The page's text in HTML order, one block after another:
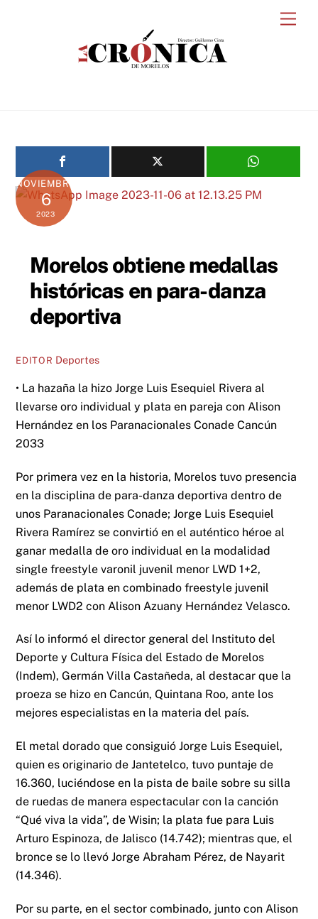
NOVIEMBRE
6
2023
Morelos obtiene medallas
históricas en para-danza
deportiva
EDITOR Deportes
• La hazaña la hizo Jorge Luis Esequiel Rivera al
llevarse oro individual y plata en pareja con Alison
Hernández en los Paranacionales Conade Cancún
2033
Por primera vez en la historia, Morelos tuvo presencia
en la disciplina de para-danza deportiva dentro de
unos Paranacionales Conade; Jorge Luis Esequiel
Rivera Ramírez se convirtió en el auténtico héroe al
ganar medalla de oro individual en la modalidad
single freestyle varonil juvenil menor LWD 1+2,
además de plata en combinado freestyle juvenil
menor LWD2 con Alison Azuany Hernández Velasco.
Así lo informó el director general del Instituto del
Deporte y Cultura Física del Estado de Morelos
(Indem), Germán Villa Castañeda, al destacar que la
proeza se hizo en Cancún, Quintana Roo, ante los
mejores especialistas en la materia del país.
El metal dorado que consiguió Jorge Luis Esequiel,
quien es originario de Jantetelco, tuvo puntaje de
16.360, luciéndose en la pista de baile sobre su silla
de ruedas de manera espectacular con la canción
“Qué viva la vida”, de Wisin; la plata fue para Luis
Arturo Espinoza, de Jalisco (14.742); mientras que, el
bronce se lo llevó Jorge Abraham Pérez, de Nayarit
(14.346).
Por su parte, en el sector combinado, junto con Alison